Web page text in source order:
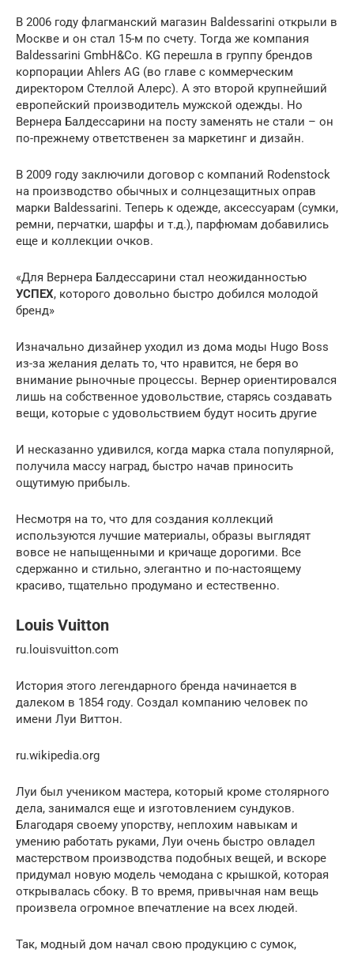
В 2006 году флагманский магазин Baldessarini открыли в
Москве и он стал 15-м по счету. Тогда же компания
Baldessarini GmbH&Co. KG перешла в группу брендов
корпорации Ahlers AG (во главе с коммерческим
директором Стеллой Алерс). А это второй крупнейший
европейский производитель мужской одежды. Но
Вернера Балдессарини на посту заменять не стали – он
по-прежнему ответственен за маркетинг и дизайн.
В 2009 году заключили договор с компаний Rodenstock
на производство обычных и солнцезащитных оправ
марки Baldessarini. Теперь к одежде, аксессуарам (сумки,
ремни, перчатки, шарфы и т.д.), парфюмам добавились
еще и коллекции очков.
«Для Вернера Балдессарини стал неожиданностью
УСПЕХ, которого довольно быстро добился молодой
бренд»
Изначально дизайнер уходил из дома моды Hugo Boss
из-за желания делать то, что нравится, не беря во
внимание рыночные процессы. Вернер ориентировался
лишь на собственное удовольствие, старясь создавать
вещи, которые с удовольствием будут носить другие
И несказанно удивился, когда марка стала популярной,
получила массу наград, быстро начав приносить
ощутимую прибыль.
Несмотря на то, что для создания коллекций
используются лучшие материалы, образы выглядят
вовсе не напыщенными и кричаще дорогими. Все
сдержанно и стильно, элегантно и по-настоящему
красиво, тщательно продумано и естественно.
Louis Vuitton
ru.louisvuitton.com
История этого легендарного бренда начинается в
далеком в 1854 году. Создал компанию человек по
имени Луи Виттон.
ru.wikipedia.org
Луи был учеником мастера, который кроме столярного
дела, занимался еще и изготовлением сундуков.
Благодаря своему упорству, неплохим навыкам и
умению работать руками, Луи очень быстро овладел
мастерством производства подобных вещей, и вскоре
придумал новую модель чемодана с крышкой, которая
открывалась сбоку. В то время, привычная нам вещь
произвела огромное впечатление на всех людей.
Так, модный дом начал свою продукцию с сумок,